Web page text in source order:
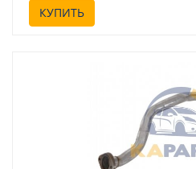
КУПИТЬ